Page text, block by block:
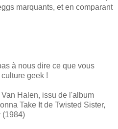
marquants, et en comparant
à nous dire ce que vous
geek !
Halen, issu de l'album
Take It de Twisted Sister,
(1984)